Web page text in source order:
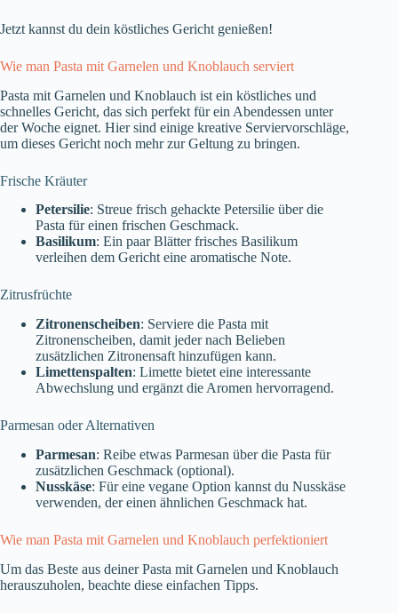
Jetzt kannst du dein köstliches Gericht genießen!
Wie man Pasta mit Garnelen und Knoblauch serviert
Pasta mit Garnelen und Knoblauch ist ein köstliches und
schnelles Gericht, das sich perfekt für ein Abendessen unter
der Woche eignet. Hier sind einige kreative Serviervorschläge,
um dieses Gericht noch mehr zur Geltung zu bringen.
Frische Kräuter
Petersilie: Streue frisch gehackte Petersilie über die
Pasta für einen frischen Geschmack.
Basilikum: Ein paar Blätter frisches Basilikum
verleihen dem Gericht eine aromatische Note.
Zitrusfrüchte
Zitronenscheiben: Serviere die Pasta mit
Zitronenscheiben, damit jeder nach Belieben
zusätzlichen Zitronensaft hinzufügen kann.
Limettenspalten: Limette bietet eine interessante
Abwechslung und ergänzt die Aromen hervorragend.
Parmesan oder Alternativen
Parmesan: Reibe etwas Parmesan über die Pasta für
zusätzlichen Geschmack (optional).
Nusskäse: Für eine vegane Option kannst du Nusskäse
verwenden, der einen ähnlichen Geschmack hat.
Wie man Pasta mit Garnelen und Knoblauch perfektioniert
Um das Beste aus deiner Pasta mit Garnelen und Knoblauch
herauszuholen, beachte diese einfachen Tipps.